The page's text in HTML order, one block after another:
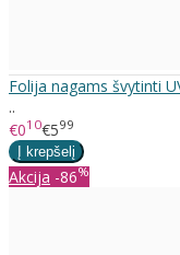
Folija nagams švytinti
..
€010€599
Akcija -86%